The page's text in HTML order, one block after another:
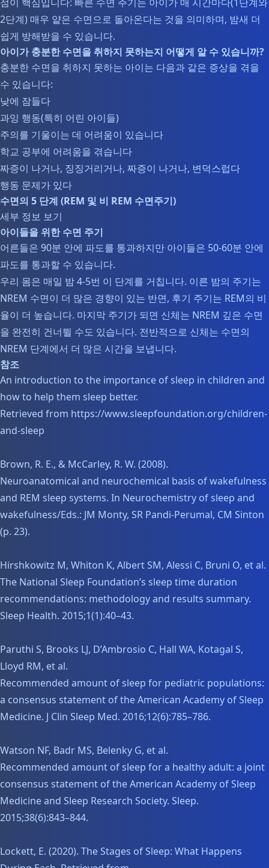
2단계) 매우 얕은 수면으로 돌아온다는 것을 의미하며, 밤새 더
쉽게 방해받을 수 있습니다.
아이가 충분한 수면을 취하지 못하는지 어떻게 알 수 있습니까?
충분한 수면을 취하지 못하는 아이는 다음과 같은 증상을 겪을
수 있습니다:
낮에 잠들다
과잉 행동(특히 어린 아이들)
주의를 기울이는 데 어려움이 있습니다
학교 공부에 어려움을 겪습니다
짜증이 나거나, 징징거리거나, 짜증이 나거나, 변덕스럽다
행동 문제가 있다
수면의 5 단계 (REM 및 비 REM 수면주기)
세부 정보 보기
아이들을 위한 수면 주기
어른들은 90분 안에 파도를 통과하지만 아이들은 50-60분 안에
파도를 통과할 수 있습니다.
우리 몸은 매일 밤 4-5번 이 단계를 거칩니다. 이른 밤의 주기는
NREM 수면이 더 많은 경향이 있는 반면, 후기 주기는 REM의 비
율이 더 높습니다. 마지막 주기가 되면 신체는 NREM 깊은 수면
을 완전히 건너뛸 수도 있습니다. 전반적으로 신체는 수면의
NREM 단계에서 더 많은 시간을 보냅니다.
참조
An introduction to the importance of sleep in children and
how to help them sleep better.
Retrieved from https://www.sleepfoundation.org/children-
and-sleep
Brown, R. E., & McCarley, R. W. (2008).
Neuroanatomical and neurochemical basis of wakefulness
and REM sleep systems. In Neurochemistry of sleep and
wakefulness/Eds.: JM Monty, SR Pandi-Perumal, CM Sinton
(p. 23).
Hirshkowitz M, Whiton K, Albert SM, Alessi C, Bruni O, et al.
The National Sleep Foundation’s sleep time duration
recommendations: methodology and results summary.
Sleep Health. 2015;1(1):40–43.
Paruthi S, Brooks LJ, D’Ambrosio C, Hall WA, Kotagal S,
Lloyd RM, et al.
Recommended amount of sleep for pediatric populations:
a consensus statement of the American Academy of Sleep
Medicine. J Clin Sleep Med. 2016;12(6):785–786.
Watson NF, Badr MS, Belenky G, et al.
Recommended amount of sleep for a healthy adult: a joint
consensus statement of the American Academy of Sleep
Medicine and Sleep Research Society. Sleep.
2015;38(6):843–844.
Lockett, E. (2020). The Stages of Sleep: What Happens